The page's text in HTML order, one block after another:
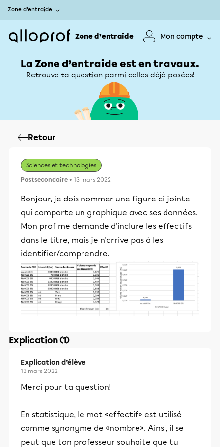
Zone d’entraide
Zone d’entraide Mon compte
La Zone d’entraide est en travaux.
Retrouve ta question parmi celles déjà posées!
Retour
Sciences et technologies
Postsecondaire • 13 mars 2022
Bonjour, je dois nommer une figure ci-jointe
qui comporte un graphique avec ses données.
Mon prof me demande d'inclure les effectifs
dans le titre, mais je n'arrive pas à les
identifier/comprendre.
Explication (1)
Explication d’élève
13 mars 2022
Merci pour ta question!
En statistique, le mot «effectif» est utilisé
comme synonyme de «nombre». Ainsi, il se
peut que ton professeur souhaite que tu